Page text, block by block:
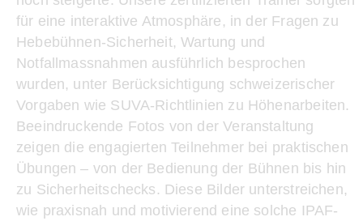
für eine interaktive Atmosphäre, in der Fragen zu
Hebebühnen-Sicherheit, Wartung und
Notfallmassnahmen ausführlich besprochen
wurden, unter Berücksichtigung schweizerischer
Vorgaben wie SUVA-Richtlinien zu Höhenarbeiten.
Beeindruckende Fotos von der Veranstaltung
zeigen die engagierten Teilnehmer bei praktischen
Übungen – von der Bedienung der Bühnen bis hin
zu Sicherheitschecks. Diese Bilder unterstreichen,
wie praxisnah und motivierend eine solche IPAF-